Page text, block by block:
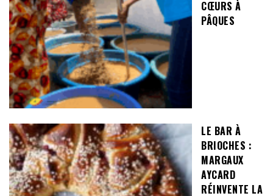
CŒURS À
PÂQUES
LE BAR À
BRIOCHES :
MARGAUX
AYCARD
RÉINVENTE LA